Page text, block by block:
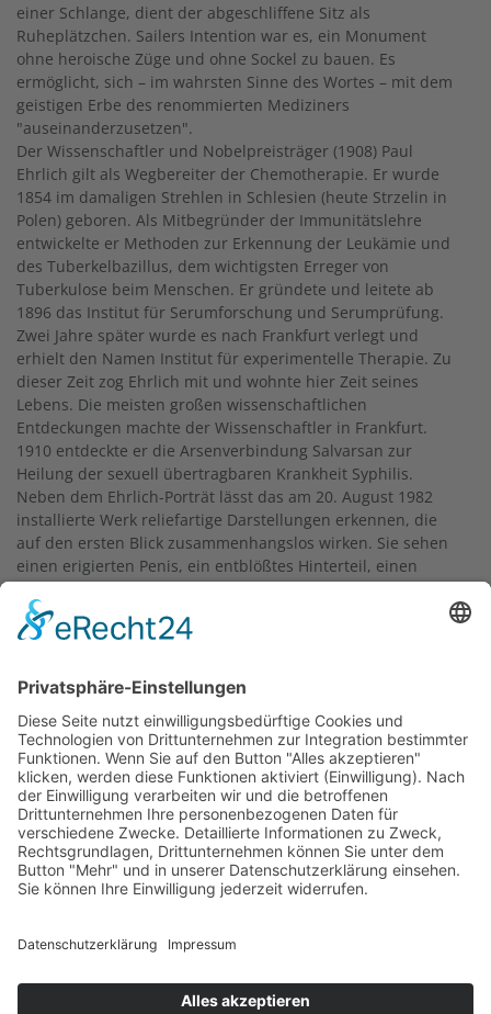
einer Schlange, dient der abgeschliffene Sitz als
Ruheplätzchen. Sailers Intention war es, ein Monument
ohne heroische Züge und ohne Sockel zu bauen. Es
ermöglicht, sich – im wahrsten Sinne des Wortes – mit dem
geistigen Erbe des renommierten Mediziners
"auseinanderzusetzen".
Der Wissenschaftler und Nobelpreisträger (1908) Paul
Ehrlich gilt als Wegbereiter der Chemotherapie. Er wurde
1854 im damaligen Strehlen in Schlesien (heute Strzelin in
Polen) geboren. Als Mitbegründer der Immunitätslehre
entwickelte er Methoden zur Erkennung der Leukämie und
des Tuberkelbazillus, dem wichtigsten Erreger von
Tuberkulose beim Menschen. Er gründete und leitete ab
1896 das Institut für Serumforschung und Serumprüfung.
Zwei Jahre später wurde es nach Frankfurt verlegt und
erhielt den Namen Institut für experimentelle Therapie. Zu
dieser Zeit zog Ehrlich mit und wohnte hier Zeit seines
Lebens. Die meisten großen wissenschaftlichen
Entdeckungen machte der Wissenschaftler in Frankfurt.
1910 entdeckte er die Arsenverbindung Salvarsan zur
Heilung der sexuell übertragbaren Krankheit Syphilis.
Neben dem Ehrlich-Porträt lässt das am 20. August 1982
installierte Werk reliefartige Darstellungen erkennen, die
auf den ersten Blick zusammenhangslos wirken. Sie sehen
einen erigierten Penis, ein entblößtes Hinterteil, einen
nackten weiblichen Oberkörper sowie einen Widderkopf,
eine Schlange und einen Fisch. Diese Elemente können – so
die Absicht des Künstlers – mit der Persönlichkeit und dem
gesunde männliche Geschlechtsteil kann also etwa als ein
Ergebnis der erfolgreichen Forschung zu
Geschlechtskrankheiten gelesen werden. Deutlich ist auf
jeden Fall, dass bei der Betrachtung der Skulptur Humor
nicht fehlen sollte. Welche Brücken können Sie von der
künstlerischen Arbeit zum Wissenschaftler schlagen?
20.08.1982
Text: Carolin Tüngler, 2023
Frankfurter Personenlexikon Bio PE